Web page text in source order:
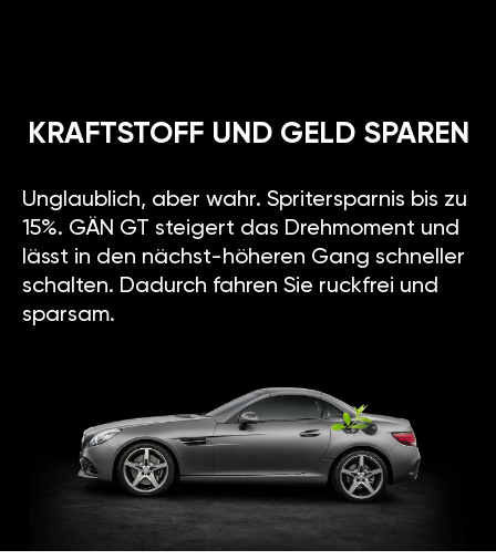
KRAFTSTOFF UND GELD SPAREN
Unglaublich, aber wahr. Spritersparnis bis zu
15%. GÄN GT steigert das Drehmoment und
lässt in den nächst-höheren Gang schneller
schalten. Dadurch fahren Sie ruckfrei und
sparsam.